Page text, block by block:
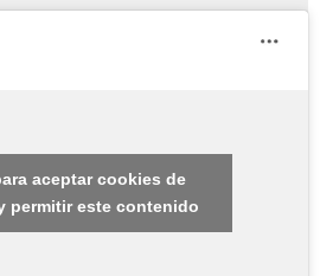
aceptar cookies de
permitir este contenido